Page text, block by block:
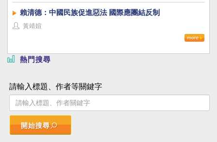
賴清德：中國民族促進惡法 國際應團結反制
黃靖媗
熱門搜尋
請輸入標題、作者等關鍵字
開始搜尋